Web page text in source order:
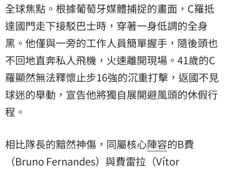
全球焦點。根據葡萄牙媒體捕捉的畫面，C羅抵
達國門走下接駁巴士時，穿著一身低調的全身
黑。他僅與一旁的工作人員簡單握手，隨後頭也
不回地直奔私人飛機，火速離開現場。41歲的C
羅顯然無法釋懷止步16強的沉重打擊，返國不見
球迷的舉動，宣告他將獨自展開避風頭的休假行
程。
相比隊長的黯然神傷，同屬核心陣容的B費
（Bruno Fernandes）與費雷拉（Vítor